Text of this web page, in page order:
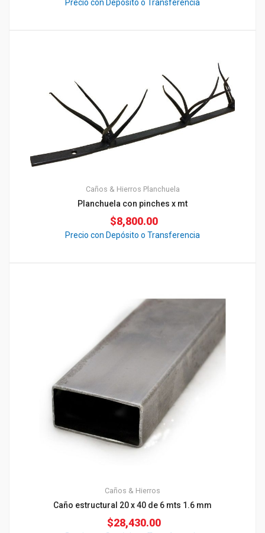
Precio con Depósito o Transferencia
Caños & Hierros Planchuela
Planchuela con pinches x mt
$8,800.00
Precio con Depósito o Transferencia
Caños & Hierros
Caño estructural 20 x 40 de 6 mts 1.6 mm
$28,430.00